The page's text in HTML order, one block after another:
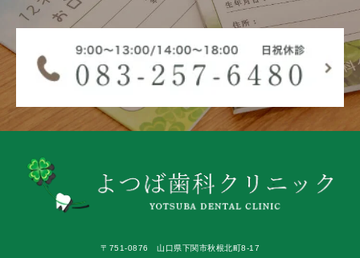
〒751-0876 山口県下関市秋根北町8-17